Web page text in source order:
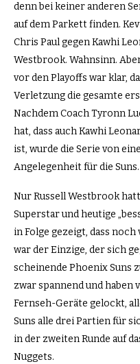
denn bei keiner anderen
auf dem Parkett finden.
Chris Paul gegen Kawhi
Westbrook. Wahnsinn.
vor den Playoffs war klar,
Verletzung die gesamte
Nachdem Coach Tyronn
hat, dass auch Kawhi
ist, wurde die Serie von
Angelegenheit für die Suns.
Nur Russell Westbrook
Superstar und heutige
in Folge gezeigt, dass
war der Einzige, der sich
scheinende Phoenix Suns
zwar spannend und haben
Fernseh-Geräte gelockt,
Suns alle drei Partien für
in der zweiten Runde auf
Nuggets.